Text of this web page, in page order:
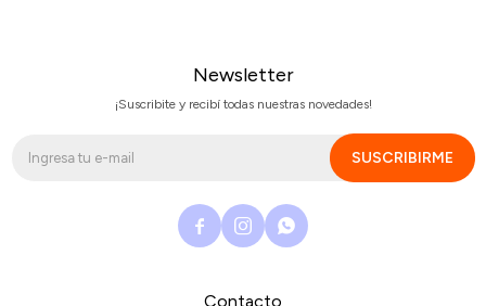
Contacto
Newsletter
¡Suscribite y recibí todas nuestras novedades!
SUSCRIBIRME
  